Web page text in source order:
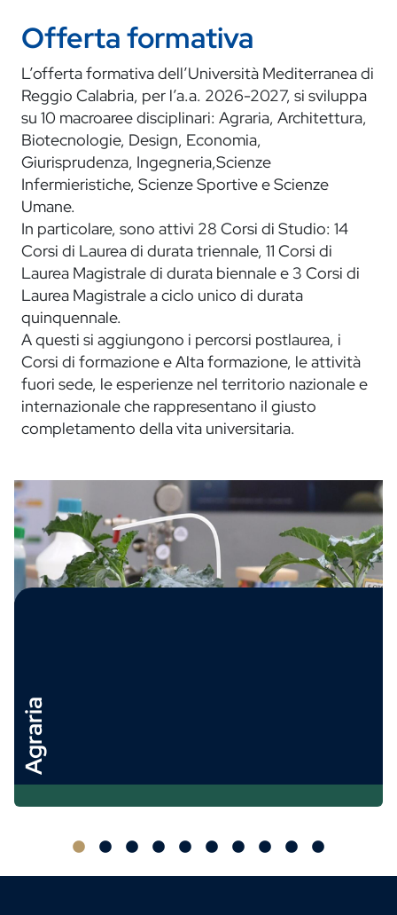
Offerta formativa
L’offerta formativa dell’Università Mediterranea di
Reggio Calabria, per l’a.a. 2026-2027, si sviluppa
su 10 macroaree disciplinari: Agraria, Architettura,
Biotecnologie, Design, Economia,
Giurisprudenza, Ingegneria,Scienze
Infermieristiche, Scienze Sportive e Scienze
Umane.
In particolare, sono attivi 28 Corsi di Studio: 14
Corsi di Laurea di durata triennale, 11 Corsi di
Laurea Magistrale di durata biennale e 3 Corsi di
Laurea Magistrale a ciclo unico di durata
quinquennale.
A questi si aggiungono i percorsi postlaurea, i
Corsi di formazione e Alta formazione, le attività
fuori sede, le esperienze nel territorio nazionale e
internazionale che rappresentano il giusto
completamento della vita universitaria.
Agraria